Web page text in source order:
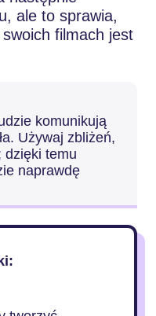
ale to sprawia,
filmach jest
komunikują
Używaj zbliżeń,
dzięki temu
naprawdę